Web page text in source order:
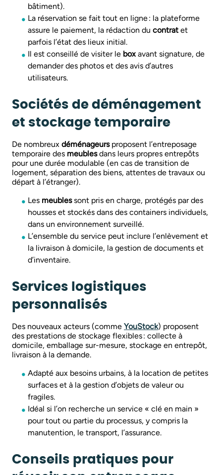
bâtiment).
La réservation se fait tout en ligne : la plateforme
assure le paiement, la rédaction du contratet
parfois l’état des lieux initial.
Il est conseillé de visiter le boxavant signature, de
demander des photos et des avis d’autres
utilisateurs.
Sociétés de déménagement
et stockage temporaire
De nombreux déménageursproposent l’entreposage
temporaire des meublesdans leurs propres entrepôts
pour une durée modulable (en cas de transition de
logement, séparation des biens, attentes de travaux ou
départ à l’étranger).
Les meublessont pris en charge, protégés par des
housses et stockés dans des containers individuels,
dans un environnement surveillé.
L’ensemble du service peut inclure l’enlèvement et
la livraison à domicile, la gestion de documents et
d’inventaire.
Services logistiques
personnalisés
Des nouveaux acteurs (comme YouStock) proposent
des prestations de stockage flexibles : collecte à
domicile, emballage sur-mesure, stockage en entrepôt,
livraison à la demande.
Adapté aux besoins urbains, à la location de petites
surfaces et à la gestion d’objets de valeur ou
fragiles.
Idéal si l’on recherche un service « clé en main »
pour tout ou partie du processus, y compris la
manutention, le transport, l’assurance.
Conseils pratiques pour